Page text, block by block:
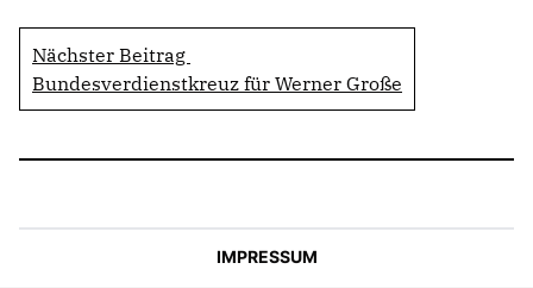
Nächster Beitrag
Bundesverdienstkreuz für Werner Große
IMPRESSUM